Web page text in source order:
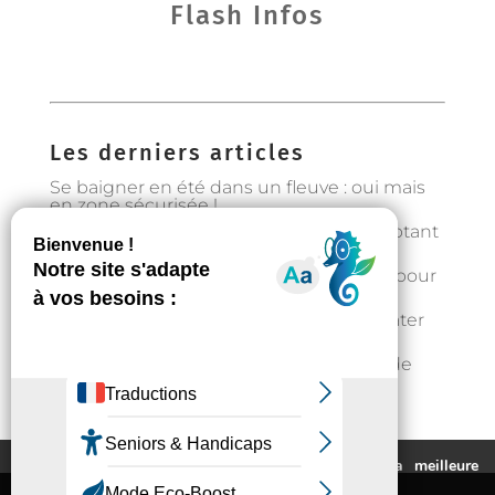
Flash Infos
Les derniers articles
Se baigner en été dans un fleuve : oui mais
en zone sécurisée !
Préservons la forêt en Occitanie en adoptant
les bons gestes
Gestion de l’eau : état d’alerte hydrique pour
les particuliers à partir du 1er août
Fortes chaleurs : rester au frais et s’hydrater
📣Enquête pour étudier l’implantation de
casier distributeurs de produits locaux à
Auzeville : votre avis nous intéresse !
Ce site utilise des cookies pour vous fournir la meilleure
expérience de navigation possible.